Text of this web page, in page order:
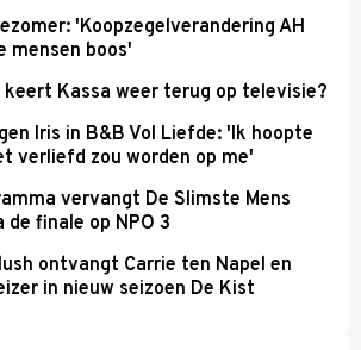
'Koopzegelverandering AH
mensen boos'
keert Kassa weer terug op televisie?
Iris in B&B Vol Liefde: 'Ik hoopte
verliefd zou worden op me'
vervangt De Slimste Mens
de finale op NPO 3
ontvangt Carrie ten Napel en
in nieuw seizoen De Kist